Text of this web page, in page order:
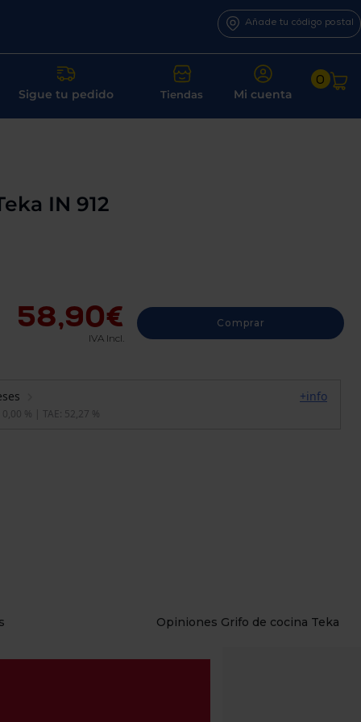
Añade tu código postal
Sigue tu pedido Tiendas Mi cuenta
0
IN 912
58,90€
IVA Incl.
Comprar
Opiniones Grifo de cocina Teka